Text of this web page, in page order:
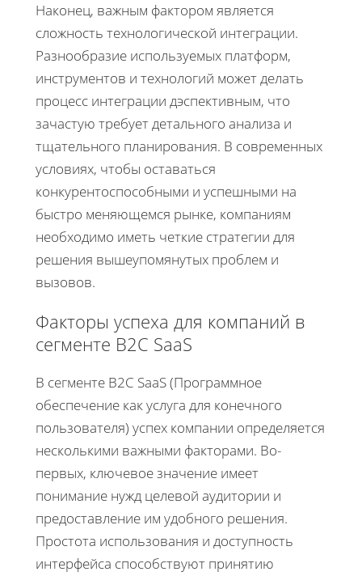
Наконец, важным фактором является
сложность технологической интеграции.
Разнообразие используемых платформ,
инструментов и технологий может делать
процесс интеграции дэспективным, что
зачастую требует детального анализа и
тщательного планирования. В современных
условиях, чтобы оставаться
конкурентоспособными и успешными на
быстро меняющемся рынке, компаниям
необходимо иметь четкие стратегии для
решения вышеупомянутых проблем и
вызовов.
Факторы успеха для компаний в
сегменте B2C SaaS
В сегменте B2C SaaS (Программное
обеспечение как услуга для конечного
пользователя) успех компании определяется
несколькими важными факторами. Во-
первых, ключевое значение имеет
понимание нужд целевой аудитории и
предоставление им удобного решения.
Простота использования и доступность
интерфейса способствуют принятию